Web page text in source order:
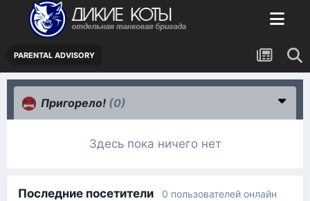
PARENTAL ADVISORY
Пригорело! (0)
Здесь пока ничего нет
Последние посетители 0 пользователей онлайн